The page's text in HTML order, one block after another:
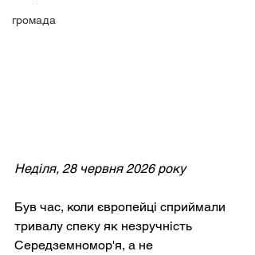
громада
Неділя, 28 червня 2026 року
Був час, коли європейці сприймали
тривалу спеку як незручність
Середземномор'я, а не